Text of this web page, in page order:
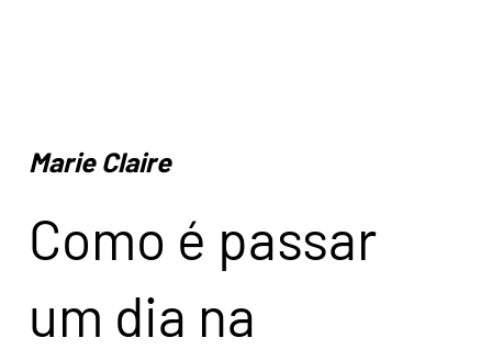
Marie Claire
Como é passar
um dia na